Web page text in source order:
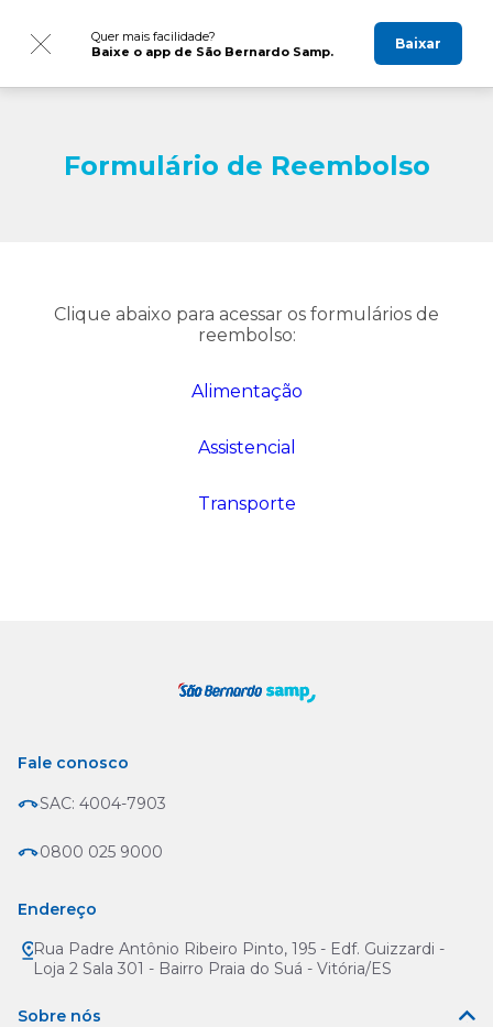
Quer mais facilidade?
Baixe o app de São Bernardo Samp.
Baixar
Formulário de Reembolso
Clique abaixo para acessar os formulários de
reembolso:
Alimentação
Assistencial
Transporte
Fale conosco
SAC: 4004-7903
0800 025 9000
Endereço
Rua Padre Antônio Ribeiro Pinto, 195 - Edf. Guizzardi -
Loja 2 Sala 301 - Bairro Praia do Suá - Vitória/ES
Sobre nós